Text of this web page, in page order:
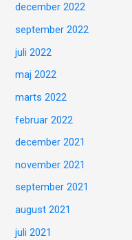
december 2022
september 2022
juli 2022
maj 2022
marts 2022
februar 2022
december 2021
november 2021
september 2021
august 2021
juli 2021